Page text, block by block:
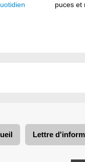
puces et
Lettre